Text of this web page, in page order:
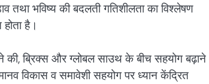
भविष्य की बदलती गतिशीलता का विश्लेषण
है।
की, ब्रिक्स और ग्लोबल साउथ के बीच सहयोग बढ़ाने
विकास व समावेशी सहयोग पर ध्यान केंद्रित